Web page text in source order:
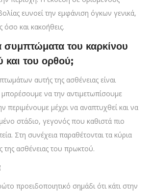
ευνοεί την εμφάνιση όγκων γενικά,
όσο και κακοήθεις.
συμπτώματα του καρκίνου
και του ορθού;
αυτής της ασθένειας είναι
μπορέσουμε να την αντιμετωπίσουμε
περιμένουμε μέχρι να αναπτυχθεί και να
στάδιο, γεγονός που καθιστά πιο
Στη συνέχεια παραθέτονται τα κύρια
της ασθένειας του πρωκτού.
προειδοποιητικό σημάδι ότι κάτι στην